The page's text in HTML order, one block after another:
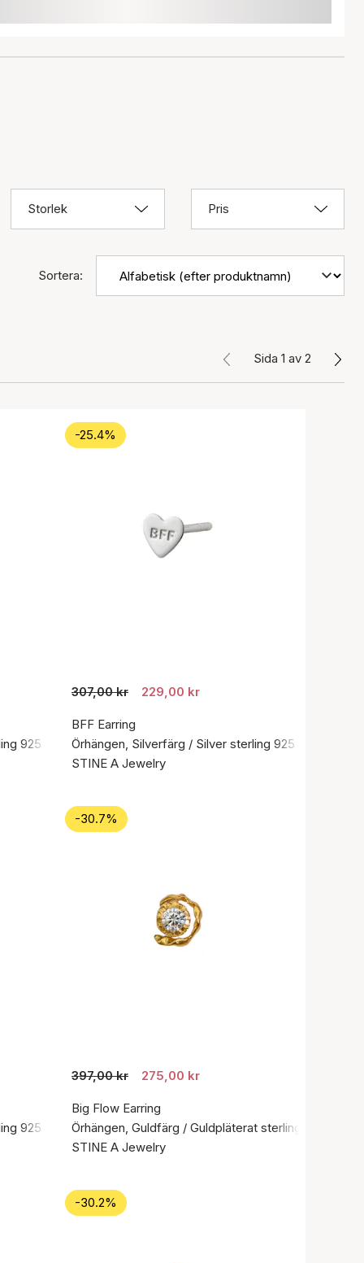
Storlek Pris
Sortera:
Sida 1 av 2
925
-25.4%
307,00 kr 229,00 kr
BFF Earring
Örhängen, Silverfärg / Silver sterling 925
STINE A Jewelry
925
-30.7%
397,00 kr 275,00 kr
Big Flow Earring
Örhängen, Guldfärg / Guldpläterat sterlingsilver 925
STINE A Jewelry
-30.2%